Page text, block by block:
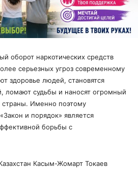
оборот наркотических средств
серьезных угроз современному
здоровье людей, становятся
ломают судьбы и наносят огромный
Именно поэтому
и порядок» является
борьбы с
Касым-Жомарт Токаев